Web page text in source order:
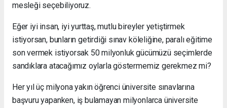
mesleği seçebiliyoruz.
Eğer iyi insan, iyi yurttaş, mutlu bireyler yetiştirmek
istiyorsan, bunların getirdiği sınav köleliğine, paralı eğitime
son vermek istiyorsak 50 milyonluk gücümüzü seçimlerde
sandıklara atacağımız oylarla göstermemiz gerekmez mi?
Her yıl üç milyona yakın öğrenci üniversite sınavlarına
başvuru yapanken, iş bulamayan milyonlarca üniversite